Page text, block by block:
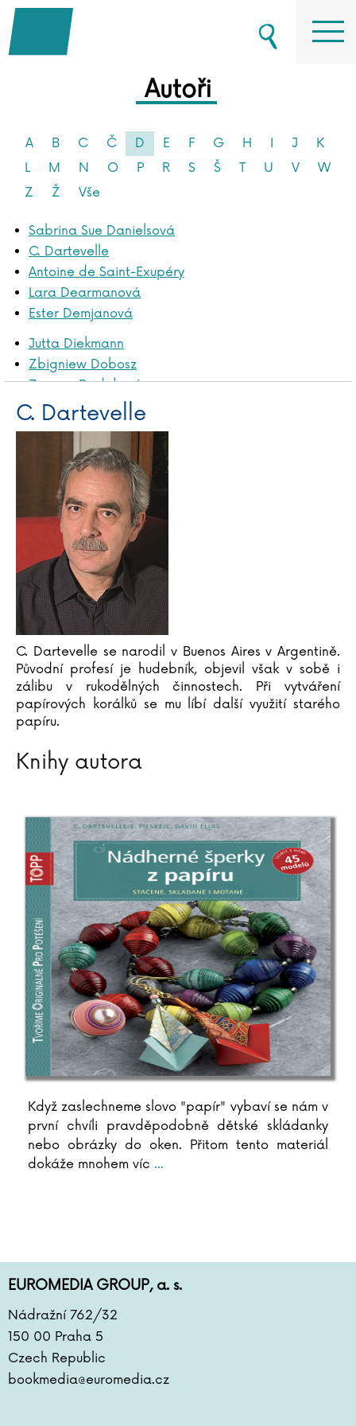
Autoři
A B C Č D E F G H I J
K
L
M N O P R S Š T U V
W
Z
Ž Vše
Sabrina Sue Danielsová
C. Dartevelle
Antoine de Saint-Exupéry
Lara Dearmanová
Ester Demjanová
Jutta Diekmann
Zbigniew Dobosz
Zuzana Dodoková
Sonja Donnenwirth
Zuzana Dostálová
Silja du Mont
Miroslav Dub
Adolf Dudek
Radovan Dunaj
Ana Duša
Jiří Dvořák
Helena Dvořáková
Emilia Dziubaková
C. Dartevelle
C. Dartevelle se narodil v Buenos Aires v Argentině.
Původní profesí je hudebník, objevil však v sobě i
zálibu v rukodělných činnostech. Při vytváření
papírových korálků se mu líbí další využití starého
papíru.
Knihy autora
Když zaslechneme slovo "papír" vybaví se nám v
první chvíli pravděpodobně dětské skládanky
nebo obrázky do oken. Přitom tento materiál
dokáže mnohem víc ...
EUROMEDIA GROUP, a. s.
Nádražní 762/32
150 00 Praha 5
Czech Republic
bookmedia@euromedia.cz